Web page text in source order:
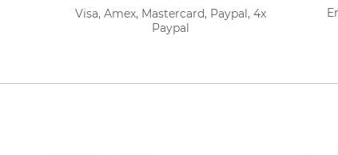
Visa, Amex, Mastercard, Paypal, 4x
Paypal